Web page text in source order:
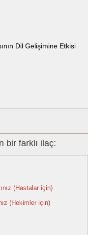
Dil Gelişimine Etkisi
bir farklı ilaç:
(Hastalar için)
(Hekimler için)